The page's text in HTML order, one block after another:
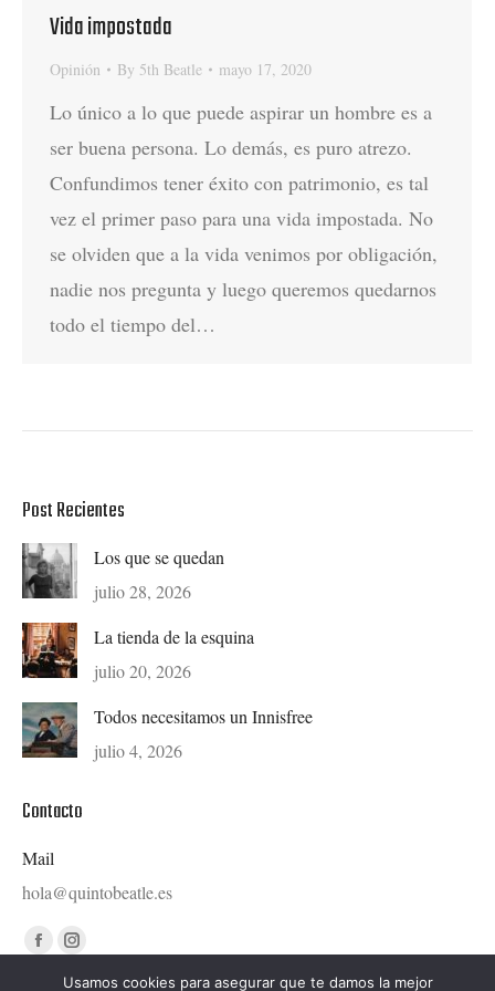
Vida impostada
Opinión By 5th Beatle mayo 17, 2020
Lo único a lo que puede aspirar un hombre es a
ser buena persona. Lo demás, es puro atrezo.
Confundimos tener éxito con patrimonio, es tal
vez el primer paso para una vida impostada. No
se olviden que a la vida venimos por obligación,
nadie nos pregunta y luego queremos quedarnos
todo el tiempo del…
Post Recientes
Los que se quedan
julio 28, 2026
La tienda de la esquina
julio 20, 2026
Todos necesitamos un Innisfree
julio 4, 2026
Contacto
Mail
hola@quintobeatle.es
Find us on:
Facebook
page
Instagram
page
Usamos cookies para asegurar que te damos la mejor